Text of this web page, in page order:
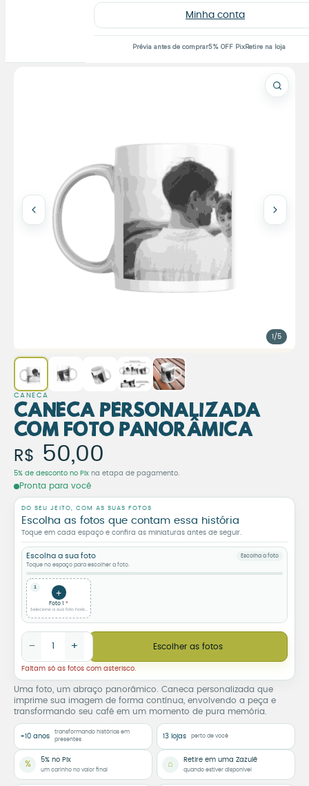
Minha conta
Prévia antes de comprar5% OFF PixRetire na loja
1/5
CANECA
Caneca Personalizada
com Foto Panorâmica
Caneca Personalizada
R$ 50,00
5% de desconto no Pix na etapa de pagamento.
Pronta para você
Uma foto, um abraço panorâmico. Caneca personalizada que
imprime sua imagem de forma contínua, envolvendo a peça e
transformando seu café em um momento de pura memória.
DO SEU JEITO, COM AS SUAS FOTOS
Escolha as fotos que contam essa história
Toque em cada espaço e confira as miniaturas antes de seguir.
Escolha a sua foto
Toque no espaço para escolher a foto.
Escolha a foto
1 +
Foto 1
Selecione a sua foto horizontal (paisagem)
Caneca Personalizada com Foto Panorâmica quantidade
− + Escolher as fotos
Faltam só as fotos com asterisco.
+10 anos
transformando histórias em
presentes
13 lojas perto de você
% 5% no Pix
um carinho no valor final
⌂ Retire em uma Zazulê
quando estiver disponível